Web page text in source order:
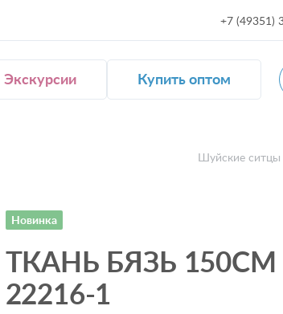
+7 (49351)
Экскурсии Купить оптом
Шуйские ситцы
Новинка
ТКАНЬ БЯЗЬ 150СМ
22216-1